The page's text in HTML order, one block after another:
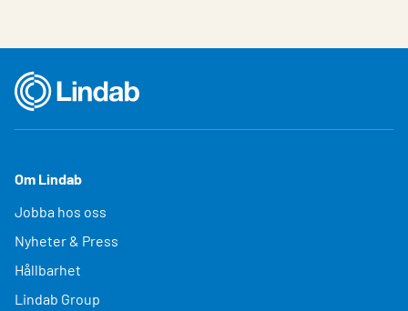
Om Lindab
Jobba hos oss
Nyheter & Press
Hållbarhet
Lindab Group